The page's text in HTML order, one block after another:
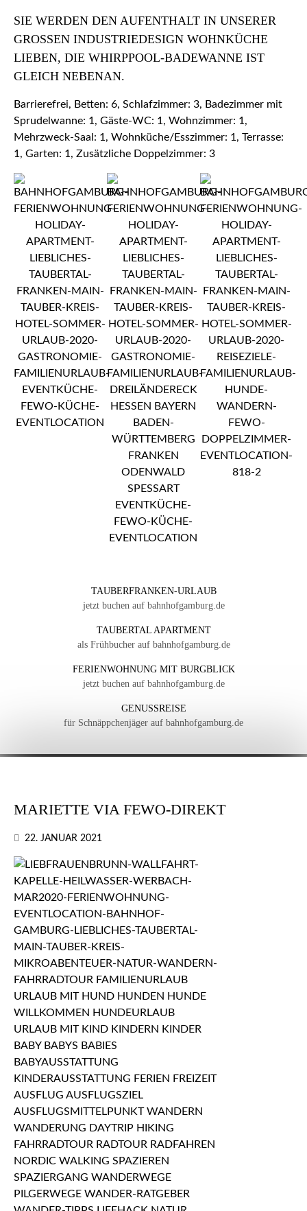
SIE WERDEN DEN AUFENTHALT IN UNSERER
GROSSEN INDUSTRIEDESIGN WOHNKÜCHE L
IEBEN, DIE WHIRPPOOL-BADEWANNE IST G
LEICH NEBENAN.
Barrierefrei, Betten: 6, Schlafzimmer: 3, Badezimmer mit
Sprudelwanne: 1, Gäste-WC: 1, Wohnzimmer: 1,
Mehrzweck-Saal: 1, Wohnküche/Esszimmer: 1, Terrasse:
1, Garten: 1, Zusätzliche Doppelzimmer: 3
TAUBERFRANKEN-URLAUB
jetzt buchen auf bahnhofgamburg.de
TAUBERTAL APARTMENT
als Frühbucher auf bahnhofgamburg.de
FERIENWOHNUNG MIT BURGBLICK
jetzt buchen auf bahnhofgamburg.de
GENUSSREISE
für Schnäppchenjäger auf bahnhofgamburg.de
MARIETTE VIA FEWO-DIREKT
22. JANUAR 2021